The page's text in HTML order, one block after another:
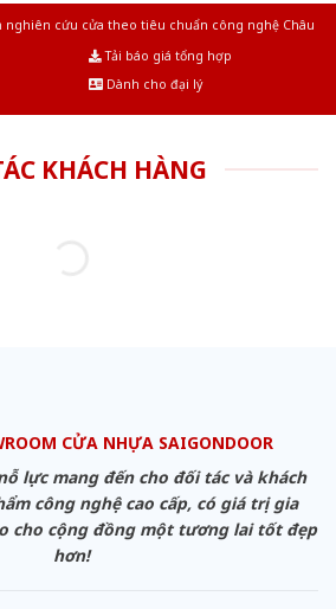
cứu cửa theo tiêu chuẩn công nghệ Châu
Tải báo giá tổng hợp
Dành cho đại lý
KHÁCH HÀNG
CỬA NHỰA SAIGONDOOR
lực mang đến cho đối tác và khách
công nghệ cao cấp, có giá trị gia
cho cộng đồng một tương lai tốt đẹp
hơn!